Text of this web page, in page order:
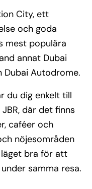
City, ett
och goda
mest populära
annat Dubai
Autodrome.
du dig enkelt till
där det finns
caféer och
nöjesområden
bra för att
samma resa.